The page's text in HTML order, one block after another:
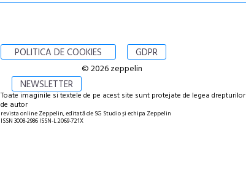
POLITICA DE COOKIES GDPR
NEWSLETTER
© 2026 zeppelin
Toate imaginile si textele de pe acest site sunt protejate de legea drepturilor
de autor
revista online Zeppelin, editată de SG Studio și echipa Zeppelin
ISSN 3008-2986 ISSN-L 2069-721X